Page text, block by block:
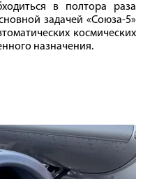
в полтора раза
задачей «Союза-5»
космических
назначения.